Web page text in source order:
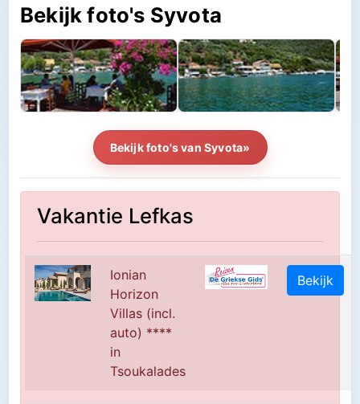
Bekijk foto's Syvota
Bekijk foto's van Syvota»
Vakantie Lefkas
Ionian
Horizon
Villas (incl.
auto) ****
in
Tsoukalades
Bekijk